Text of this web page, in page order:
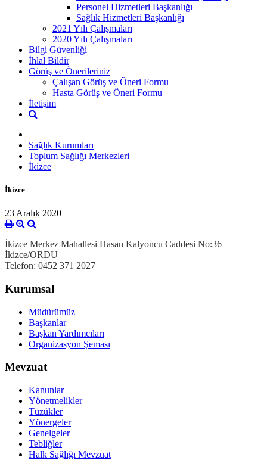
Personel Hizmetleri Başkanlığı
Sağlık Hizmetleri Başkanlığı
2021 Yılı Çalışmaları
2020 Yılı Çalışmaları
Bilgi Güvenliği
İhlal Bildir
Görüş ve Önerileriniz
Çalışan Görüş ve Öneri Formu
Hasta Görüş ve Öneri Formu
İletişim
Sağlık Kurumları
Toplum Sağlığı Merkezleri
İkizce
İkizce
23 Aralık 2020
İkizce Merkez Mahallesi Hasan Kalyoncu Caddesi No:36
İkizce/ORDU
Telefon: 0452 371 2027
Kurumsal
Müdürümüz
Başkanlar
Başkan Yardımcıları
Organizasyon Şeması
Mevzuat
Kanunlar
Yönetmelikler
Tüzükler
Yönergeler
Genelgeler
Tebliğler
Halk Sağlığı Mevzuat